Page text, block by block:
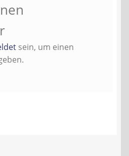
sein, um einen